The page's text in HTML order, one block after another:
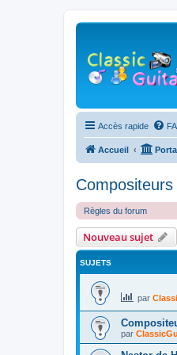
Accès rapide
Accueil
Règles du forum
Nouveau sujet
SUJETS
par
par